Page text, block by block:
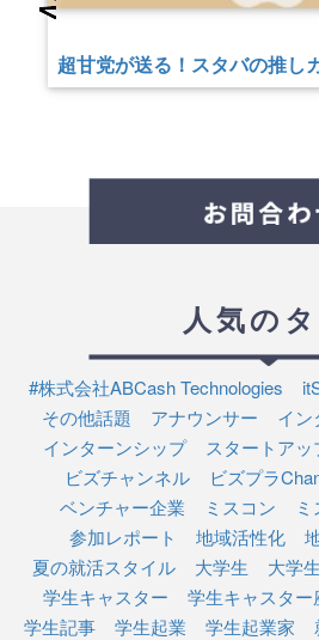
超甘党が送る！スタバの推し
人気の
#株式会社ABCash Technologies
その他話題
アナウンサー イン
インターンシップ
スタートアッ
ビズチャンネル
ビズプラ
ベンチャー企業
ミスコン
参加レポート
地域活性化
夏の就活スタイル
大学生 大学
学生キャスター
学生キャスター
学生記事
学生起業 学生起業家